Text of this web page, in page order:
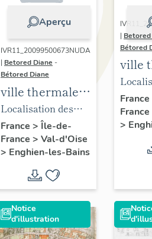
Aperçu
IVR11_20099500673NUDA
| Betored Diane -
Bétored Diane
ville thermale
d'Enghien-les-
Bains
Localisation des
oeuvres présentées
dans l'ouvrage sur
Enghien.
France > Île-de-
France > Val-d'Oise
> Enghien-les-Bains
|
Bétored
ville
Bains
France
France
>
Notice
d'illustration